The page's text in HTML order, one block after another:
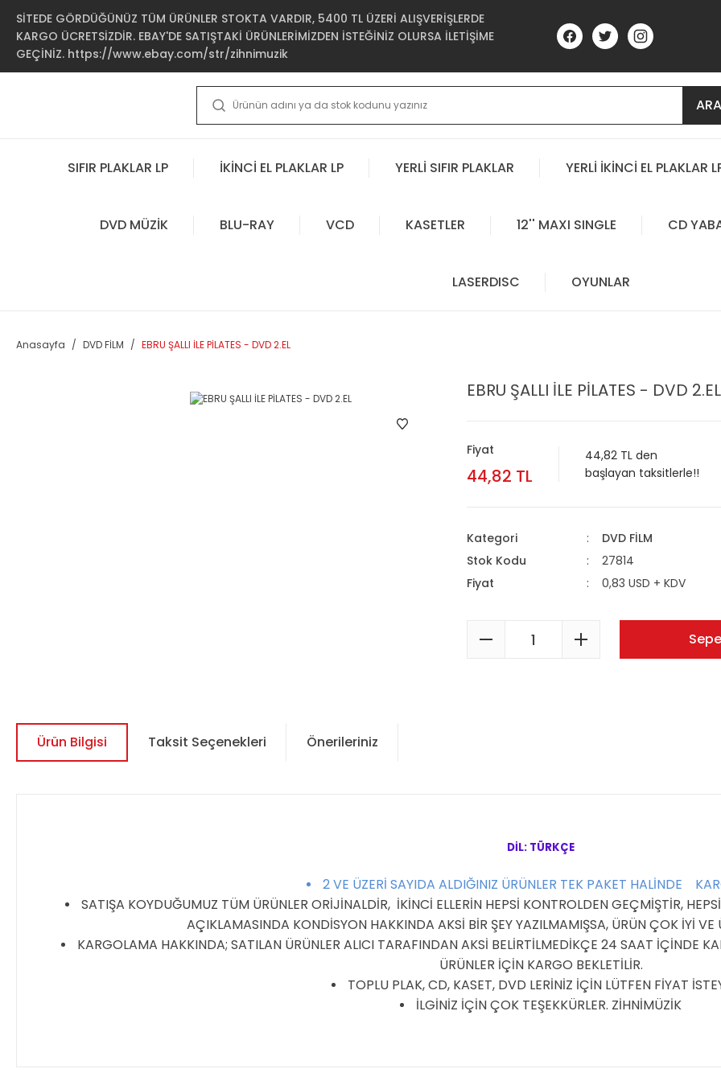
SİTEDE GÖRDÜĞÜNÜZ TÜM ÜRÜNLER STOKTA VARDIR, 5400 TL ÜZERİ ALIŞVERİŞLERDE
KARGO ÜCRETSİZDİR. EBAY'DE SATIŞTAKİ ÜRÜNLERİMİZDEN İSTEĞİNİZ OLURSA İLETİŞİME
GEÇİNİZ. https://www.ebay.com/str/zihnimuzik
ARA
SIFIR PLAKLAR LP İKİNCİ EL PLAKLAR LP YERLİ SIFIR PLAKLAR YERLİ İKİNCİ EL PLAKLAR
DVD MÜZİK BLU-RAY VCD KASETLER 12'' MAXI SINGLE CD
LASERDISC OYUNLAR
Anasayfa DVD FİLM EBRU ŞALLI İLE PİLATES - DVD 2.EL
EBRU ŞALLI İLE PİLATES - DVD 2.EL
Fiyat
44,82 TL
44,82 TL den
başlayan taksitlerle!!
Kategori
DVD FİLM
Stok Kodu
27814
Fiyat
0,83 USD + KDV
Ürün Bilgisi Taksit Seçenekleri Önerileriniz
DİL: TÜRKÇE
2 VE ÜZERİ SAYIDA ALDIĞINIZ ÜRÜNLER TEK PAKET HALİNDE
SATIŞA KOYDUĞUMUZ TÜM ÜRÜNLER ORİJİNALDİR, İKİNCİ ELLERİN HEPSİ KONTROLDEN GEÇMİŞTİR,
AÇIKLAMASINDA KONDİSYON HAKKINDA AKSİ BİR ŞEY YAZILMAMIŞSA, ÜRÜN ÇOK İYİ
KARGOLAMA HAKKINDA; SATILAN ÜRÜNLER ALICI TARAFINDAN AKSİ BELİRTİLMEDİKÇE 24 SAAT İÇİNDE
ÜRÜNLER İÇİN KARGO BEKLETİLİR.
TOPLU PLAK, CD, KASET, DVD LERİNİZ İÇİN LÜTFEN FİYAT
İLGİNİZ İÇİN ÇOK TEŞEKKÜRLER. ZİHNİMÜZİK